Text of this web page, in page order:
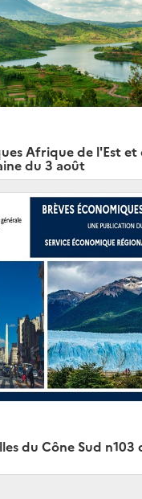
Afrique de l'Est et
du 3 août
du Cône Sud